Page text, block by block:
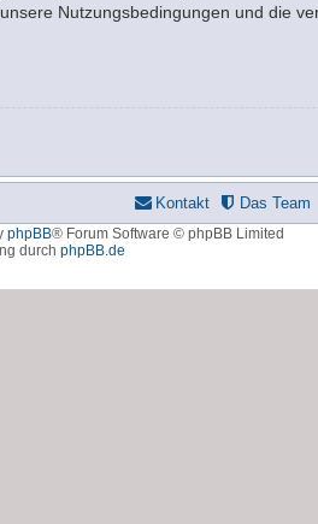
Nutzungsbedingungen und die
Das Team
Kontakt
phpBB® Forum Software © phpBB Limited
durch phpBB.de